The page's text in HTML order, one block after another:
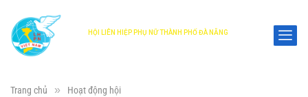
HỘI LIÊN HIỆP PHỤ NỮ THÀNH PHỐ ĐÀ NẴNG
Trang chủ » Hoạt động hội